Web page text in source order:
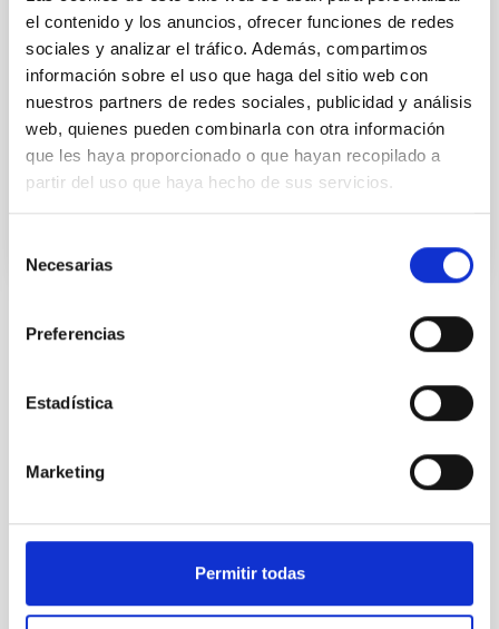
el contenido y los anuncios, ofrecer funciones de redes
sociales y analizar el tráfico. Además, compartimos
información sobre el uso que haga del sitio web con
nuestros partners de redes sociales, publicidad y análisis
web, quienes pueden combinarla con otra información
que les haya proporcionado o que hayan recopilado a
partir del uso que haya hecho de sus servicios.
Necesarias
Preferencias
Estadística
Marketing
Permitir todas
ESPECIALIDAD MECÁNICA- FIJO
LABORAL - PS-2026-032
Se convoca proceso selectivo para el ingreso, como
personal laboral fijo, de un puesto de trabajo con la
categoría profesional de Técnico/a de Taller, acogido
al Convenio y que tendrá, entre otras
looking for people with
talent.